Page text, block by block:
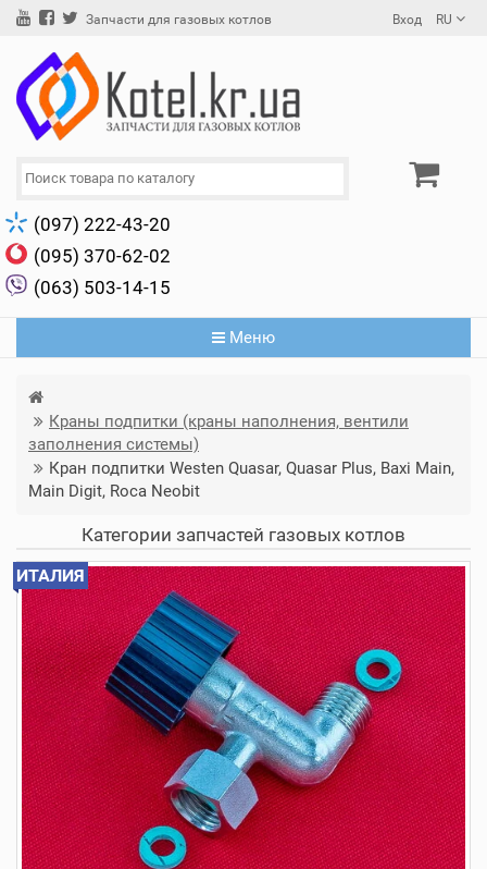
Запчасти для газовых котлов Вход RU
(097) 222-43-20
(095) 370-62-02
(063) 503-14-15
Меню
Краны подпитки (краны наполнения, вентили
заполнения системы)
Кран подпитки Westen Quasar, Quasar Plus, Baxi Main,
Main Digit, Roca Neobit
Категории запчастей газовых котлов
ИТАЛИЯ